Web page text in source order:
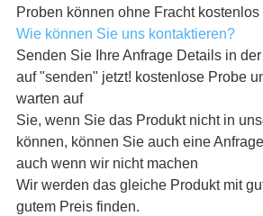
Proben können ohne Fracht
Wie können Sie uns kontaktieren?
Senden Sie Ihre Anfrage Details in
auf "senden" jetzt! kostenlose Probe
warten auf
Sie, wenn Sie das Produkt nicht in
können, können Sie auch eine
auch wenn wir nicht machen
Wir werden das gleiche Produkt mit
gutem Preis finden.